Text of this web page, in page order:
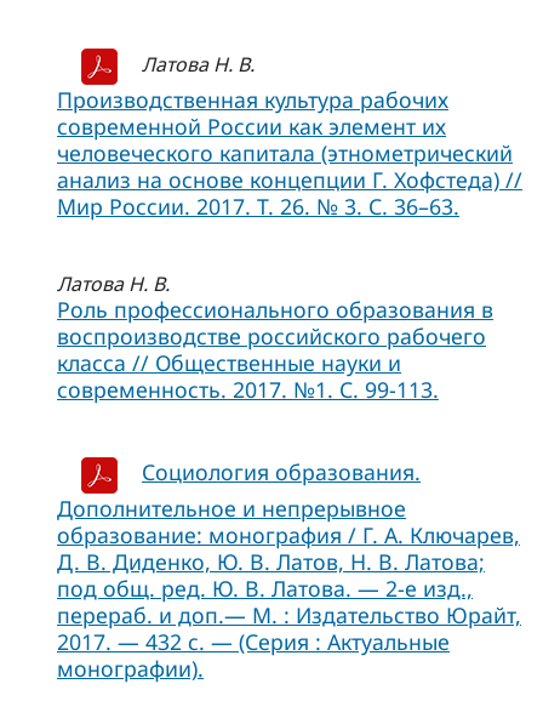
Латова Н. В.
Производственная культура рабочих
современной России как элемент их
человеческого капитала (этнометрический
анализ на основе концепции Г. Хофстеда) //
Мир России. 2017. Т. 26. № 3. С. 36–63.
Латова Н. В.
Роль профессионального образования в
воспроизводстве российского рабочего
класса // Общественные науки и
современность. 2017. №1. С. 99-113.
Социология образования.
Дополнительное и непрерывное
образование: монография / Г. А. Ключарев,
Д. В. Диденко, Ю. В. Латов, Н. В. Латова;
под общ. ред. Ю. В. Латова. — 2-е изд.,
перераб. и доп.— М. : Издательство Юрайт,
2017. — 432 с. — (Серия : Актуальные
монографии).